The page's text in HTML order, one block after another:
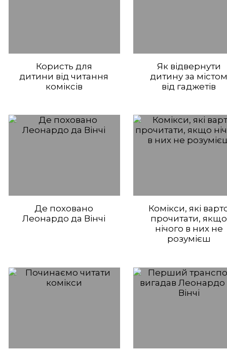
Користь для
дитини від читання
коміксів
Як відвернути
дитину за
від гаджетів
Де поховано
Леонардо да Вінчі
Комікси, які
прочитати, якщо
нічого в них не
розумієш